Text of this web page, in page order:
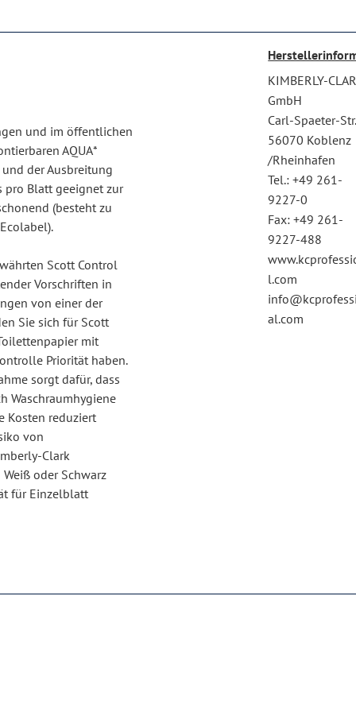
und im öffentlichen
AQUA*
der Ausbreitung
pro Blatt geeignet zur
(besteht zu
Scott Control
Vorschriften in
von einer der
Sie sich für Scott
mit
Priorität haben.
sorgt dafür, dass
Waschraumhygiene
Kosten reduziert
von
Clark
oder Schwarz
für Einzelblatt
KIMBERLY-
GmbH
Carl-Spaeter-
56070 Koblenz
/Rheinhafen
Tel.: +49 261-
9227-0
Fax: +49 261-
9227-488
l.com
al.com